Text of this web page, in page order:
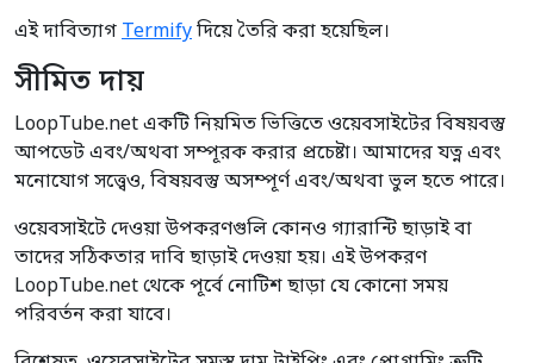
এই দাবিত্যাগTermifyদিয়ে তৈরি করা হয়েছিল।
সীমিত দায়
LoopTube.net একটি নিয়মিত ভিত্তিতে ওয়েবসাইটের বিষয়বস্তু
আপডেট এবং/অথবা সম্পূরক করার প্রচেষ্টা। আমাদের যত্ন এবং
মনোযোগ সত্ত্বেও, বিষয়বস্তু অসম্পূর্ণ এবং/অথবা ভুল হতে পারে।
ওয়েবসাইটে দেওয়া উপকরণগুলি কোনও গ্যারান্টি ছাড়াই বা
তাদের সঠিকতার দাবি ছাড়াই দেওয়া হয়। এই উপকরণ
LoopTube.net থেকে পূর্বে নোটিশ ছাড়া যে কোনো সময়
পরিবর্তন করা যাবে।